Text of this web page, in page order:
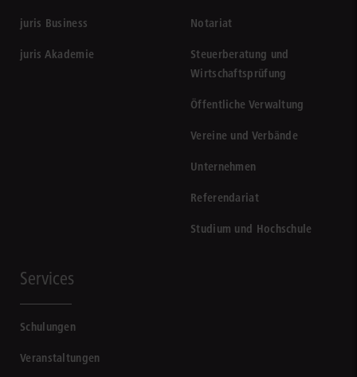
juris Business
juris Akademie
Notariat
Steuerberatung und
Wirtschaftsprüfung
Öffentliche Verwaltung
Vereine und Verbände
Unternehmen
Referendariat
Studium und Hochschule
Services
Schulungen
Veranstaltungen